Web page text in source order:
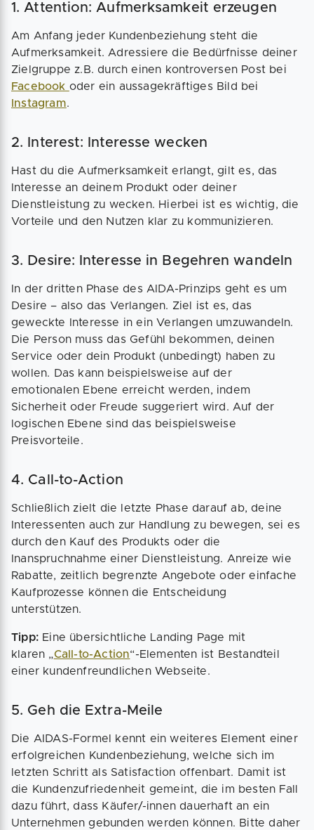
1. Attention: Aufmerksamkeit erzeugen
Am Anfang jeder Kundenbeziehung steht die
Aufmerksamkeit. Adressiere die Bedürfnisse deiner
Zielgruppe z.B. durch einen kontroversen Post bei
Facebook oder ein aussagekräftiges Bild bei
Instagram.
2. Interest: Interesse wecken
Hast du die Aufmerksamkeit erlangt, gilt es, das
Interesse an deinem Produkt oder deiner
Dienstleistung zu wecken. Hierbei ist es wichtig, die
Vorteile und den Nutzen klar zu kommunizieren.
3. Desire: Interesse in Begehren wandeln
In der dritten Phase des AIDA-Prinzips geht es um
Desire – also das Verlangen. Ziel ist es, das
geweckte Interesse in ein Verlangen umzuwandeln.
Die Person muss das Gefühl bekommen, deinen
Service oder dein Produkt (unbedingt) haben zu
wollen. Das kann beispielsweise auf der
emotionalen Ebene erreicht werden, indem
Sicherheit oder Freude suggeriert wird. Auf der
logischen Ebene sind das beispielsweise
Preisvorteile.
4. Call-to-Action
Schließlich zielt die letzte Phase darauf ab, deine
Interessenten auch zur Handlung zu bewegen, sei es
durch den Kauf des Produkts oder die
Inanspruchnahme einer Dienstleistung. Anreize wie
Rabatte, zeitlich begrenzte Angebote oder einfache
Kaufprozesse können die Entscheidung
unterstützen.
Tipp: Eine übersichtliche Landing Page mit
klaren „Call-to-Action“-Elementen ist Bestandteil
einer kundenfreundlichen Webseite.
5. Geh die Extra-Meile
Die AIDAS-Formel kennt ein weiteres Element einer
erfolgreichen Kundenbeziehung, welche sich im
letzten Schritt als Satisfaction offenbart. Damit ist
die Kundenzufriedenheit gemeint, die im besten Fall
dazu führt, dass Käufer/-innen dauerhaft an ein
Unternehmen gebunden werden können. Bitte daher